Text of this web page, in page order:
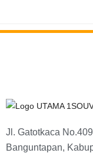
Jl. Gatotkaca
Banguntapan,